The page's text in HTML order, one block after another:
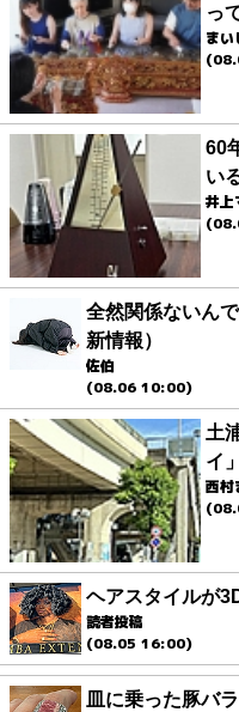
っ
まい
60
い
井上
全然関係ないん
新情報）
佐伯
(08.06 10:00)
土
イ
西村
ヘアスタイルが
読者投稿
(08.05 16:00)
皿に乗った豚バ